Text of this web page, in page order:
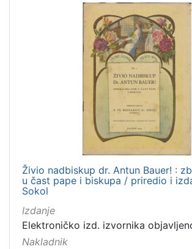
Živio nadbiskup dr. Antun Bauer! :
u čast pape i biskupa / priredio i
Sokol
Izdanje
Elektroničko izd. izvornika
Nakladnik